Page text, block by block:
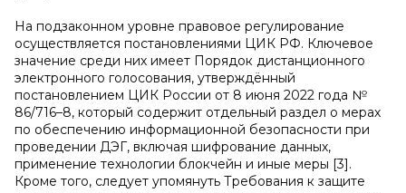
На подзаконном уровне правовое регулирование
осуществляется постановлениями ЦИК РФ. Ключевое
значение среди них имеет Порядок дистанционного
электронного голосования, утверждённый
постановлением ЦИК России от 8 июня 2022 года №
86/716–8, который содержит отдельный раздел о мерах
по обеспечению информационной безопасности при
проведении ДЭГ, включая шифрование данных,
применение технологии блокчейн и иные меры [3].
Кроме того, следует упомянуть Требования к защите